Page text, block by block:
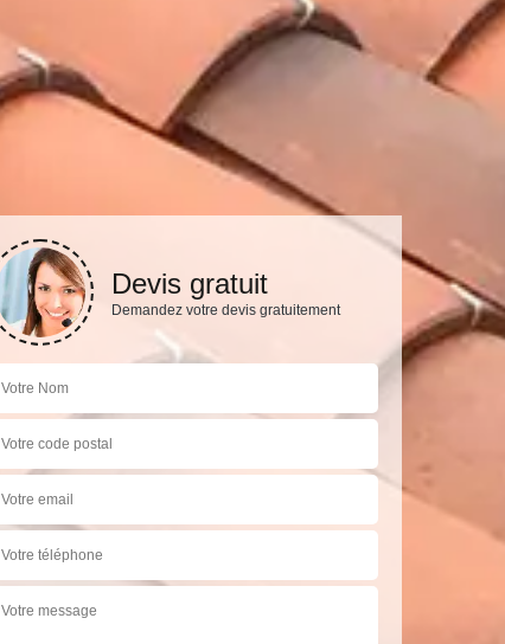
Devis gratuit
Demandez votre devis gratuitement